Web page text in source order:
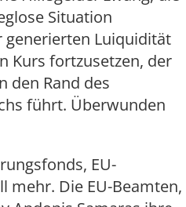
Situation
generierten Luiquidität
Kurs fortzusetzen, der
den Rand des
führt. Überwunden
EU-
mehr. Die EU-Beamten,